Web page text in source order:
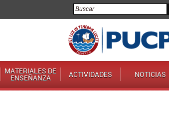
MATERIALES DE
ENSEÑANZA ACTIVIDADES NOTICIAS